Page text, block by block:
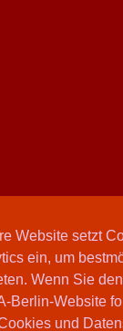
Website setzt
ein, um
Wenn Sie
Berlin-Website
und